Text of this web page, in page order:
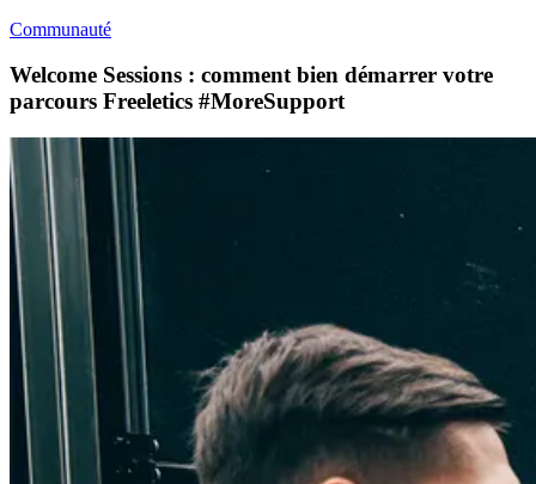
Communauté
Welcome Sessions : comment bien démarrer votre
parcours Freeletics #MoreSupport